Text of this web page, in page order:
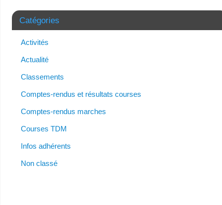
Catégories
Activités
Actualité
Classements
Comptes-rendus et résultats courses
Comptes-rendus marches
Courses TDM
Infos adhérents
Non classé